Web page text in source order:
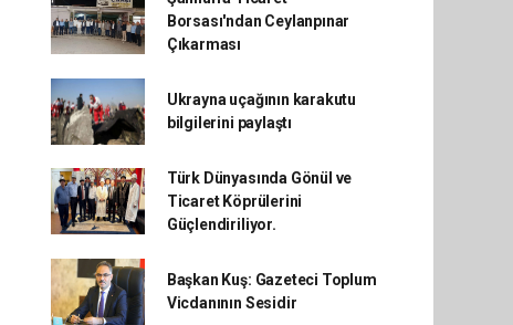
Borsası'ndan Ceylanpınar
Çıkarması
Ukrayna uçağının karakutu
bilgilerini paylaştı
Türk Dünyasında Gönül ve
Ticaret Köprülerini
Güçlendiriliyor.
Başkan Kuş: Gazeteci Toplum
Vicdanının Sesidir